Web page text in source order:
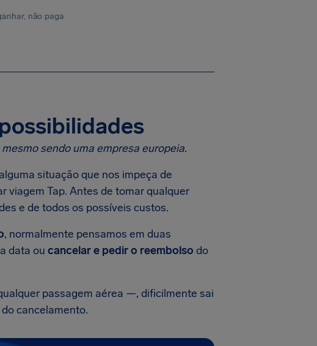
não paga
sendo uma empresa europeia.
situação que nos impeça de
viagem Tap. Antes de tomar qualquer
e de todos os possíveis custos.
, normalmente pensamos em duas
data ou cancelar e pedir o reembolso do
passagem aérea —, dificilmente sai
cancelamento.